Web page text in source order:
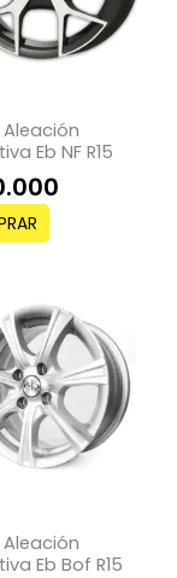
Eb NF R15
Eb Bof R15